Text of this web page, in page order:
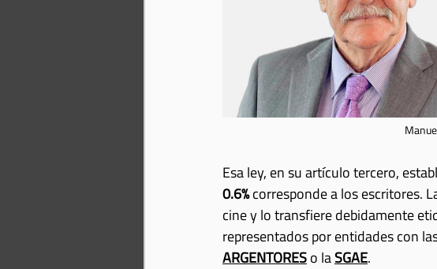
Esa ley, en su artículo tercero,
0.6% corresponde a los escritores.
cine y lo transfiere debidamente
representados por entidades con
ARGENTORESo la SGAE.